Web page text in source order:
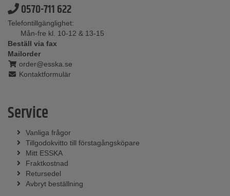
0570-711 622
Telefontillgänglighet:
Mån-fre kl. 10-12 & 13-15
Beställ via fax
Mailorder
order@esska.se
Kontaktformulär
Service
Vanliga frågor
Tillgodokvitto till förstagångsköpare
Mitt ESSKA
Fraktkostnad
Retursedel
Avbryt beställning